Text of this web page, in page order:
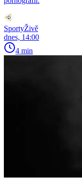
SportyŽivě
dnes, 14:00
4 min